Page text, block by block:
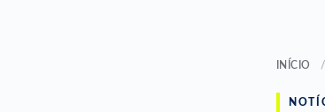
INÍCIO /